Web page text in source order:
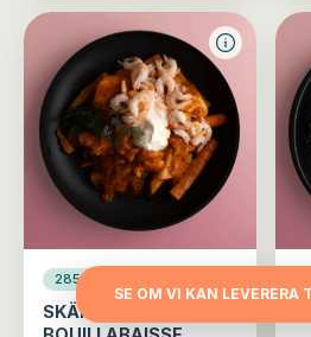
285 kcal/port
SKÄRGÅRDENS
SE OM VI KAN LEVERERA